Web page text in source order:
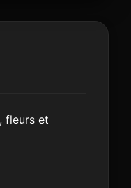
fleurs et